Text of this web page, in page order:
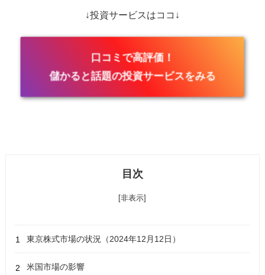
↓投資サービスはココ↓
口コミで高評価！
儲かると話題の投資サービスをみる
目次
[非表示]
東京株式市場の状況（2024年12月12日）
米国市場の影響